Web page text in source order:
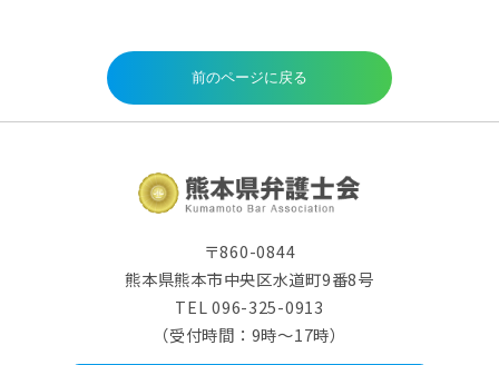
〒860-0844
熊本県熊本市中央区水道町9番8号
TEL 096-325-0913
（受付時間：9時～17時）